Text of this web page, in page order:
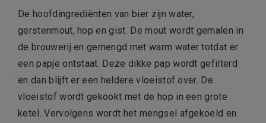
De hoofdingrediënten van bier zijn water,
gerstenmout, hop en gist. De mout wordt gemalen in
de brouwerij en gemengd met warm water totdat er
een papje ontstaat. Deze dikke pap wordt gefilterd
en dan blijft er een heldere vloeistof over. De
vloeistof wordt gekookt met de hop in een grote
ketel. Vervolgens wordt het mengsel afgekoeld en